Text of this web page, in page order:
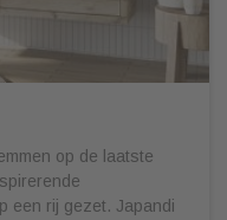
op de laatste
een rij gezet. Japandi